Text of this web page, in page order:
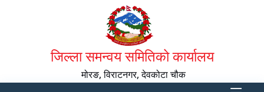
जिल्ला समन्वय समितिको कार्यालय
मोरङ, विराटनगर, देवकोटा चौक